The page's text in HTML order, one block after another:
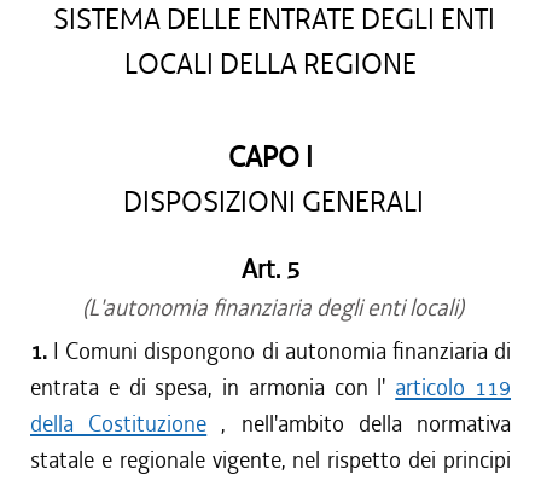
SISTEMA DELLE ENTRATE DEGLI ENTI
LOCALI DELLA REGIONE
CAPO I
DISPOSIZIONI GENERALI
Art. 5
(L'autonomia finanziaria degli enti locali)
1. I Comuni dispongono di autonomia finanziaria di
entrata e di spesa, in armonia con l' articolo 119
della Costituzione , nell'ambito della normativa
statale e regionale vigente, nel rispetto dei principi